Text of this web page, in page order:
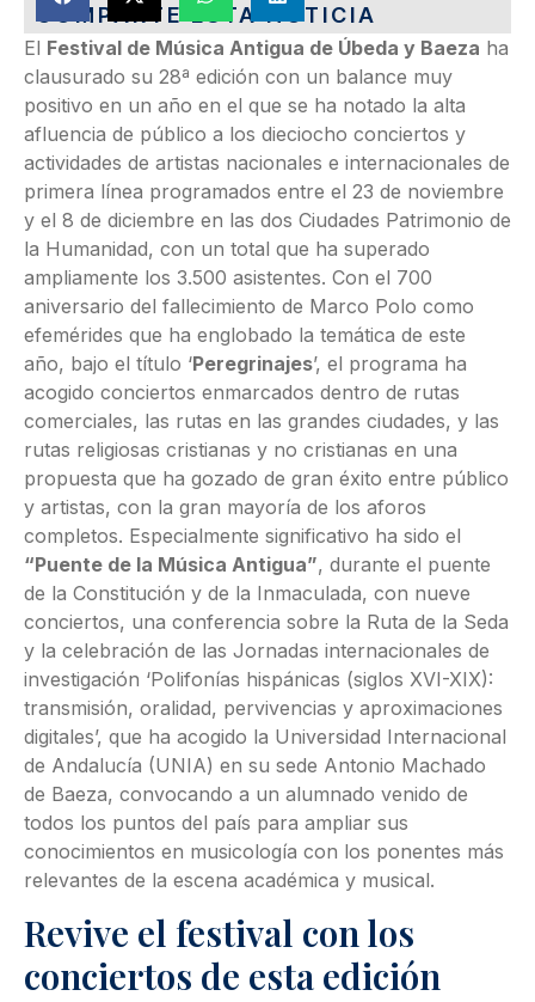
COMPARTE ESTA NOTICIA
El Festival de Música Antigua de Úbeda y Baeza ha
clausurado su 28ª edición con un balance muy
positivo en un año en el que se ha notado la alta
afluencia de público a los dieciocho conciertos y
actividades de artistas nacionales e internacionales de
primera línea programados entre el 23 de noviembre
y el 8 de diciembre en las dos Ciudades Patrimonio de
la Humanidad, con un total que ha superado
ampliamente los 3.500 asistentes. Con el 700
aniversario del fallecimiento de Marco Polo como
efemérides que ha englobado la temática de este
año, bajo el título ‘Peregrinajes’, el programa ha
acogido conciertos enmarcados dentro de rutas
comerciales, las rutas en las grandes ciudades, y las
rutas religiosas cristianas y no cristianas en una
propuesta que ha gozado de gran éxito entre público
y artistas, con la gran mayoría de los aforos
completos. Especialmente significativo ha sido el
“Puente de la Música Antigua”, durante el puente
de la Constitución y de la Inmaculada, con nueve
conciertos, una conferencia sobre la Ruta de la Seda
y la celebración de las Jornadas internacionales de
investigación ‘Polifonías hispánicas (siglos XVI-XIX):
transmisión, oralidad, pervivencias y aproximaciones
digitales’, que ha acogido la Universidad Internacional
de Andalucía (UNIA) en su sede Antonio Machado
de Baeza, convocando a un alumnado venido de
todos los puntos del país para ampliar sus
conocimientos en musicología con los ponentes más
relevantes de la escena académica y musical.
Revive el festival con los
conciertos de esta edición